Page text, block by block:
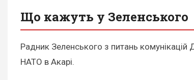
Що кажуть у Зеленського
Радник Зеленського з питань
НАТО в Акарі.